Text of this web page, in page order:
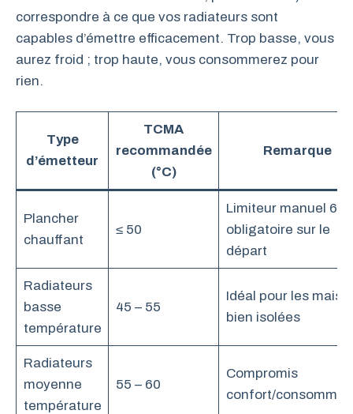
correspondre à ce que vos radiateurs sont
capables d’émettre efficacement. Trop basse, vous
aurez froid ; trop haute, vous consommerez pour
rien.
Type
d’émetteur
TCMA
recommandée
(°C)
Remarque
Plancher
chauffant
≤ 50
Limiteur manuel
obligatoire sur le
départ
Radiateurs
basse
température
45 – 55
Idéal pour les
bien isolées
Radiateurs
moyenne
température
55 – 60
Compromis
confort/